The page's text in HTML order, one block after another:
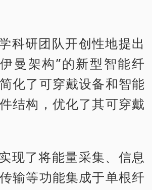
科研团队开创性地提出
曼架构”的新型智能纤
化了可穿戴设备和智能
结构，优化了其可穿戴
现了将能量采集、信息
输等功能集成于单根纤